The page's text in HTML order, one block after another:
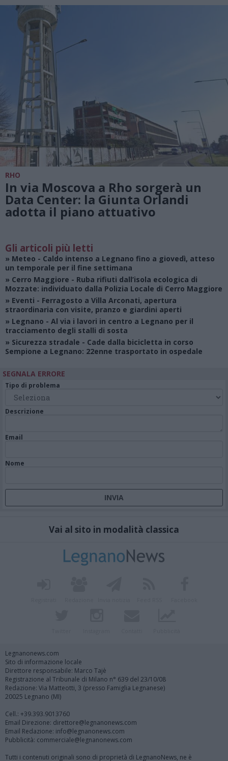
RHO
In via Moscova a Rho sorgerà un
Data Center: la Giunta Orlandi
adotta il piano attuativo
Gli articoli più letti
» Meteo - Caldo intenso a Legnano fino a giovedì, atteso
un temporale per il fine settimana
» Cerro Maggiore - Ruba rifiuti dall’isola ecologica di
Mozzate: individuato dalla Polizia Locale di Cerro Maggiore
» Eventi - Ferragosto a Villa Arconati, apertura
straordinaria con visite, pranzo e giardini aperti
» Legnano - Al via i lavori in centro a Legnano per il
tracciamento degli stalli di sosta
» Sicurezza stradale - Cade dalla bicicletta in corso
Sempione a Legnano: 22enne trasportato in ospedale
SEGNALA ERRORE
Tipo di problema
Descrizione
Email
Nome
Vai al sito in modalità classica
Legnanonews.com
Sito di informazione locale
Direttore responsabile: Marco Tajè
Registrazione al Tribunale di Milano n° 639 del 23/10/08
Redazione: Via Matteotti, 3 (presso Famiglia Legnanese)
20025 Legnano (MI)
Cell.: +39.393.9013760
Email Direzione: direttore@legnanonews.com
Email Redazione: info@legnanonews.com
Pubblicità: commerciale@legnanonews.com
Tutti i contenuti originali sono di proprietà di LegnanoNews, ne è